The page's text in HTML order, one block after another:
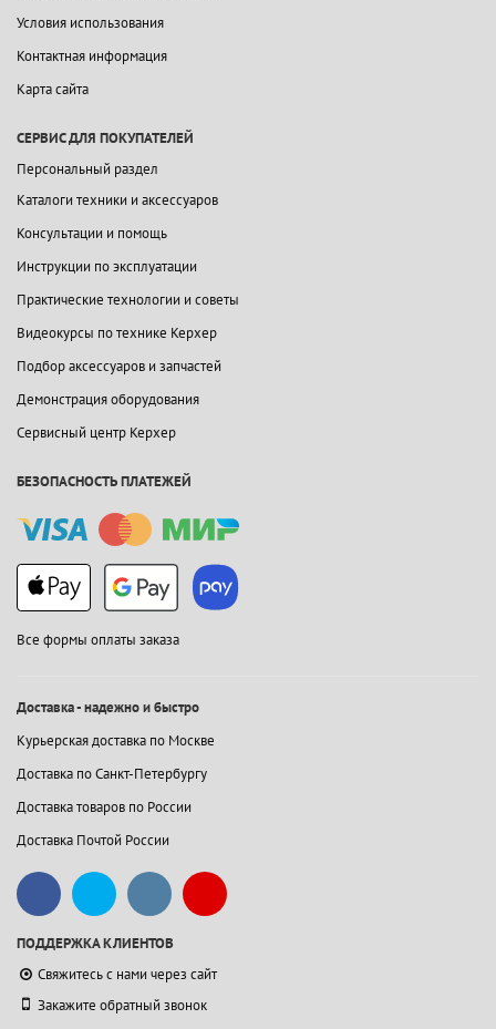
Условия использования
Контактная информация
Карта сайта
СЕРВИС ДЛЯ ПОКУПАТЕЛЕЙ
Персональный раздел
Каталоги техники и аксессуаров
Консультации и помощь
Инструкции по эксплуатации
Практические технологии и советы
Видеокурсы по технике Керхер
Подбор аксессуаров и запчастей
Демонстрация оборудования
Сервисный центр Керхер
БЕЗОПАСНОСТЬ ПЛАТЕЖЕЙ
Все формы оплаты заказа
Доставка - надежно и быстро
Курьерская доставка по Москве
Доставка по Санкт-Петербургу
Доставка товаров по России
Доставка Почтой России
ПОДДЕРЖКА КЛИЕНТОВ
Свяжитесь с нами через сайт
Закажите обратный звонок